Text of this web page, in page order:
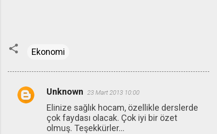
Ekonomi
Y
Unknown 23 Mart 2013 10:00
Elinize sağlık hocam, özellikle derslerde
çok faydası olacak. Çok iyi bir özet
olmuş. Teşekkürler...